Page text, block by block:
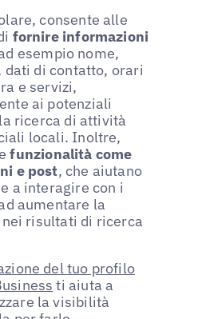
consente alle
fornire informazioni
esempio nome,
dati di contatto, orari
e servizi,
ai potenziali
ricerca di attività
locali. Inoltre,
funzionalità come
e post, che aiutano
a interagire con i
aumentare la
risultati di ricerca
del tuo profilo
ti aiuta a
la visibilità